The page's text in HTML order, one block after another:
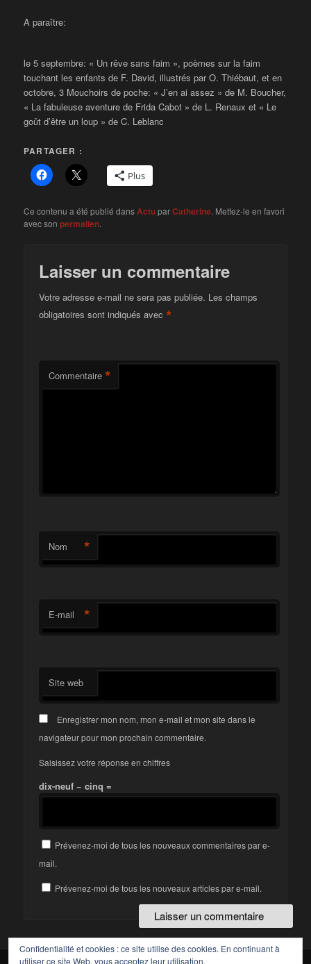
A paraître:
le 5 septembre: « Un rêve sans faim », poèmes sur la faim
touchant les enfants de F. David, illustrés par O. Thiébaut, et en
octobre, 3 Mouchoirs de poche: « J’en ai assez » de M. Boucher,
« La fabuleuse aventure de Frida Cabot » de L. Renaux et « Le
goût d’être un loup » de C. Leblanc
PARTAGER :
Plus
Ce contenu a été publié dansActuparCatherine. Mettez-le en favori
avec sonpermalien.
Laisser un commentaire
Votre adresse e-mail ne sera pas publiée. Les champs
obligatoires sont indiqués avec*
Commentaire *
Nom *
E-mail *
Site web
Enregistrer mon nom, mon e-mail et mon site dans le
navigateur pour mon prochain commentaire.
Saisissez votre réponse en chiffres
dix-neuf − cinq =
Prévenez-moi de tous les nouveaux commentaires par e-
mail.
Prévenez-moi de tous les nouveaux articles par e-mail.
Confidentialité et cookies : ce site utilise des cookies. En continuant à
utiliser ce site Web, vous acceptez leur utilisation.